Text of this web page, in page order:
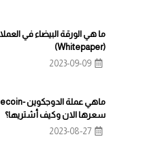
ما هي الورقة البيضاء في
(Whitepaper)
2023-09-09
سعرها الان وكيف أشتريها؟
2023-08-27